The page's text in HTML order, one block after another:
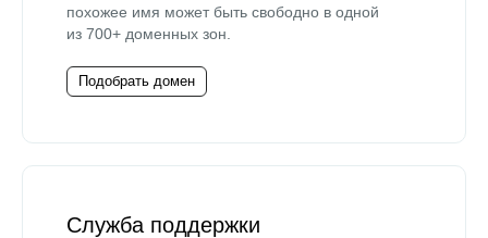
похожее имя может быть свободно в одной
из 700+ доменных зон.
Подобрать домен
Служба поддержки